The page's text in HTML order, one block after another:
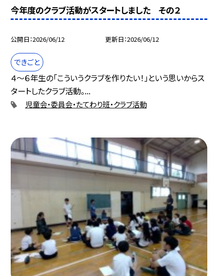
今年度のクラブ活動がスタートしました その２
公開日 2026/06/12 更新日 2026/06/12
できごと
４～６年生の「こういうクラブを作りたい！」という思いからス
タートしたクラブ活動。...
児童会・委員会・たてわり班・クラブ活動